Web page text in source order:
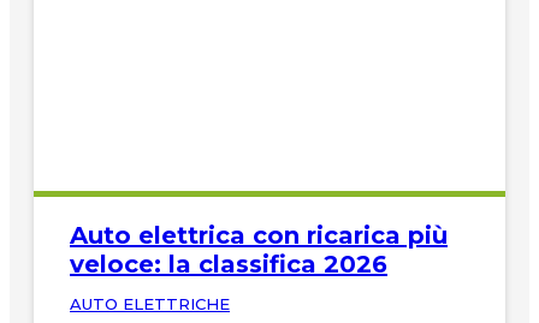
Auto elettrica con ricarica più
veloce: la classifica 2026
AUTO ELETTRICHE